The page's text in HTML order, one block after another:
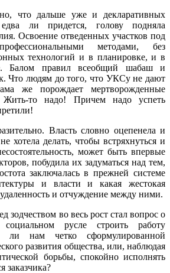
что дальше уже и декларативных
ли придется, голову подняла
Освоение отведенных участков под
методами, без
технологий и в планировке, и в
Балом правил всеобщий шабаш и
Что людям до того, что УКСу не дают
же порождает мертворожденные
то надо! Причем надо успеть
Власть словно оцепенела и
хотела делать, чтобы встряхнуться и
может быть впервые
побудила их задуматься над тем,
заключалась в прежней системе
и власти и какая жестокая
удаленность и отчуждение между ними.
зодчеством во весь рост стал вопрос о
русле строить работу
ли нам четко сформулированной
развития общества, или, наблюдая
борьбы, спокойно исполнять
заказчика?